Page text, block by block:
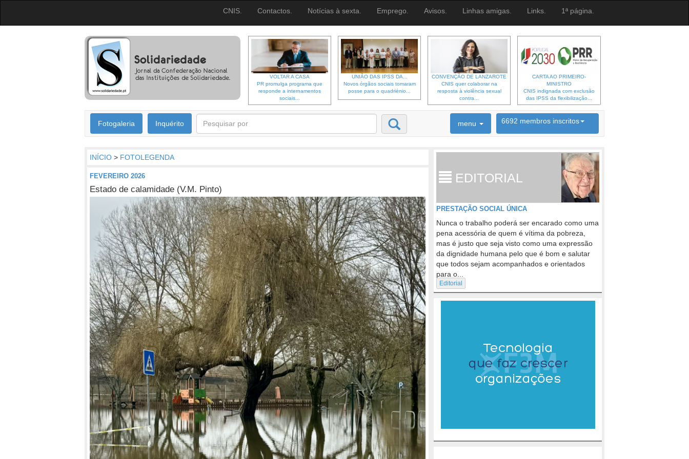
CNIS. Contactos. Notícias à sexta. Emprego. Avisos. Linhas amigas. Links. 1ª página.
VOLTAR A CASA
PR promulga programa que
responde a internamentos
sociais...
UNIÃO DAS IPSS DA...
Novos órgãos sociais tomaram
posse para o quadriénio...
CONVENÇÃO DE LANZAROTE
CNIS quer colaborar na
resposta à violência sexual
contra...
CARTA AO PRIMEIRO-
MINISTRO
CNIS indignada com exclusão
das IPSS da flexibilização...
Fotogaleria Inquérito menu 6692 membros inscritos
INÍCIO > FOTOLEGENDA
FEVEREIRO 2026
Estado de calamidade (V.M. Pinto)
EDITORIAL
PRESTAÇÃO SOCIAL ÚNICA
Nunca o trabalho poderá ser encarado como uma
pena acessória de quem é vítima da pobreza,
mas é justo que seja visto como uma expressão
da dignidade humana pelo que é bom e salutar
que todos sejam acompanhados e orientados
para o...
Editorial